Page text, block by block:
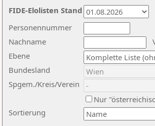
Nachname
Ebene
Sortierung
Personennummer
Bundesland
Spgem./Kreis/Verein
Nur
FIDE-Elolisten Stand